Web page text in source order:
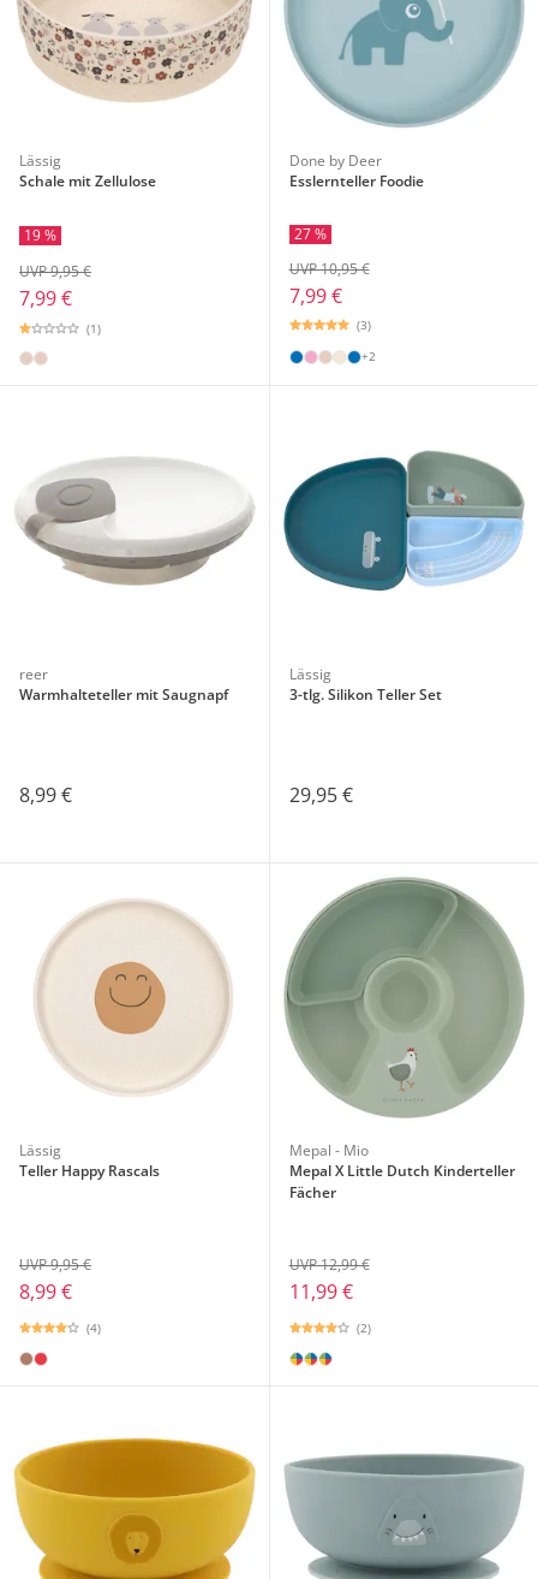
Lässig
Schale mit Zellulose
19 %
7,99 €
UVP 9,95 €
(1)
Done by Deer
Esslernteller Foodie
27 %
7,99 €
UVP 10,95 €
(3)
+2
reer
Warmhalteteller mit Saugnapf
8,99 €
Lässig
3-tlg. Silikon Teller Set
29,95 €
Lässig
Teller Happy Rascals
8,99 €
UVP 9,95 €
(4)
Mepal - Mio
Mepal X Little Dutch Kinderteller
Fächer
11,99 €
UVP 12,99 €
(2)